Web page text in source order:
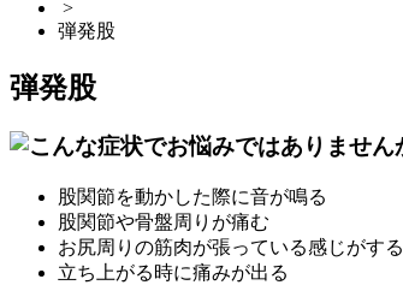
>
弾発股
弾発股
股関節を動かした際に音が鳴る
股関節や骨盤周りが痛む
お尻周りの筋肉が張っている感じがする
立ち上がる時に痛みが出る